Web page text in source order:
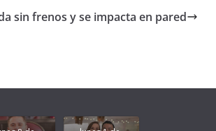
sin frenos y se impacta en pared
y
la
Pongamos
de moda;